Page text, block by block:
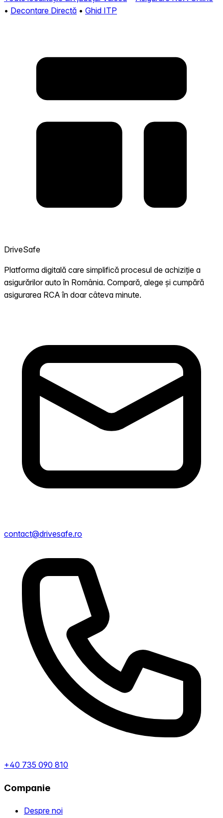
• Decontare Directă • Ghid ITP
DriveSafe
Platforma digitală care simplifică procesul de achiziție a
asigurărilor auto în România. Compară, alege și cumpără
asigurarea RCA în doar câteva minute.
contact@drivesafe.ro
+40 735 090 810
Companie
Despre noi